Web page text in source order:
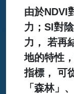
由於NDVI
力；SI對
力， 若再
地的特性
指標， 可
「森林」